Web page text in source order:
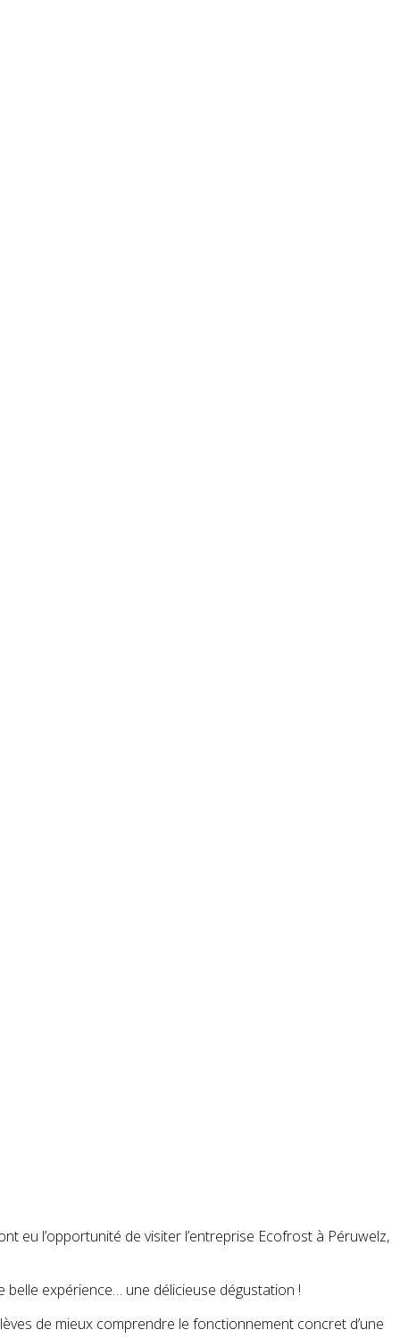
eu l’opportunité de visiter l’entreprise Ecofrost à Péruwelz,
expérience… une délicieuse dégustation !
de mieux comprendre le fonctionnement concret d’une